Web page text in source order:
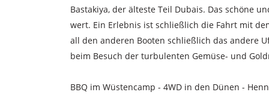
Bastakiya, der älteste Teil Dubais. Das schöne
wert. Ein Erlebnis ist schließlich die Fahrt mit
all den anderen Booten schließlich das andere
beim Besuch der turbulenten Gemüse- und
BBQ im Wüstencamp - 4WD in den Dünen -